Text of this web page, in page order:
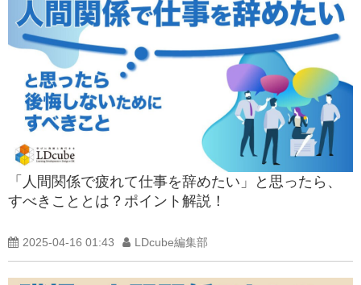
「人間関係で疲れて仕事を辞めたい」と思ったら、
すべきこととは？ポイント解説！
2025-04-16 01:43 LDcube編集部